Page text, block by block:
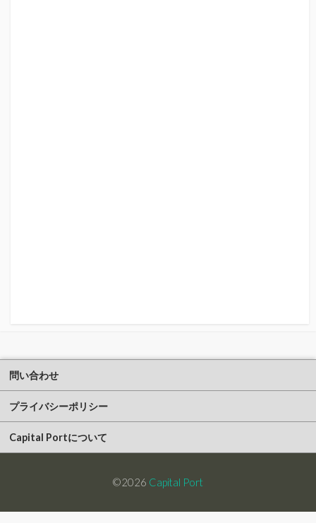
問い合わせ
プライバシーポリシー
Capital Portについて
©2026 Capital Port